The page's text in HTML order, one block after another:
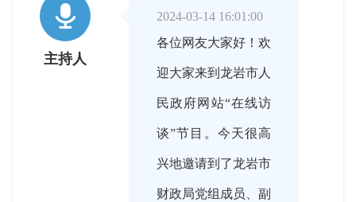

主持人
2024-03-14 16:01:00
各位网友大家好！欢
迎大家来到龙岩市人
民政府网站“在线访
谈”节目。今天很高
兴地邀请到了龙岩市
财政局党组成员、副